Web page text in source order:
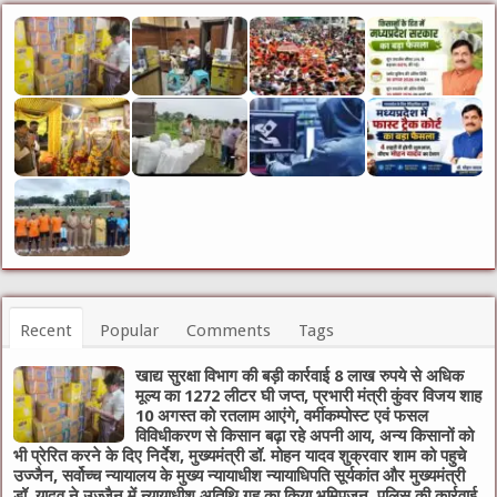
Recent Popular Comments Tags
खाद्य सुरक्षा विभाग की बड़ी कार्रवाई 8 लाख रुपये से अधिक
मूल्य का 1272 लीटर घी जप्त, प्रभारी मंत्री कुंवर विजय शाह
10 अगस्त को रतलाम आएंगे, वर्मीकम्पोस्ट एवं फसल
विविधीकरण से किसान बढ़ा रहे अपनी आय, अन्य किसानों को
भी प्रेरित करने के दिए निर्देश, मुख्यमंत्री डॉ. मोहन यादव शुक्रवार शाम को पहुचे
उज्जैन, सर्वोच्च न्यायालय के मुख्‍य न्‍यायाधीश न्यायाधिपति सूर्यकांत और मुख्यमंत्री